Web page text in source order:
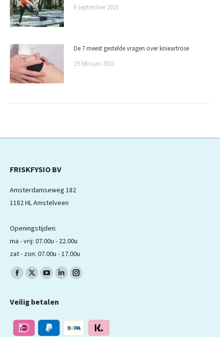
6 september 2021
De 7 meest gestelde vragen over knieartrose
19 februari 2021
FRISKFYSIO BV
Amsterdamseweg 182
1182 HL Amstelveen
Openingstijden:
ma - vrij: 07.00u - 22.00u
zat - zon: 07.00u - 17.00u
Volg ons op:
Facebook
wordt
geopend
in
X
wordt
geopend
YouTube
wordt
geopend
in
LinkedInInstagram
in
Veilig betalen